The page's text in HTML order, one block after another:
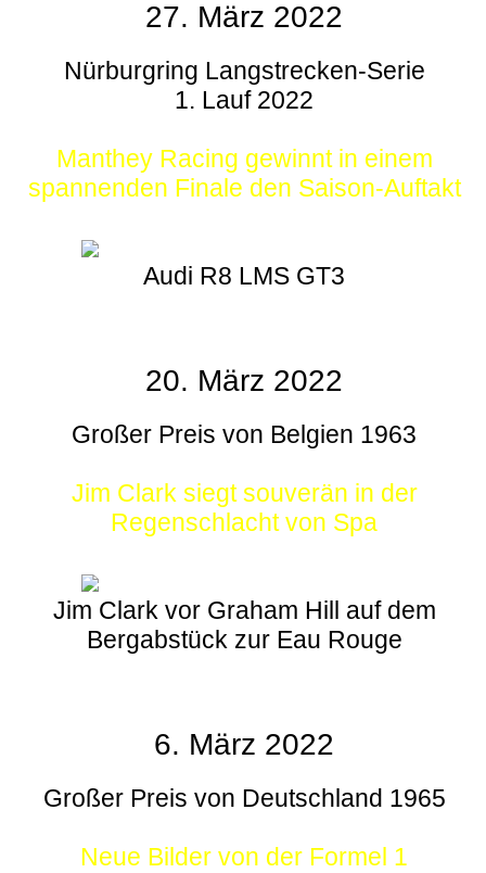
27. März 2022
Nürburgring Langstrecken-Serie
1. Lauf 2022
Manthey Racing gewinnt in einem
spannenden Finale den Saison-Auftakt
Audi R8 LMS GT3
20. März 2022
Großer Preis von Belgien 1963
Jim Clark siegt souverän in der
Regenschlacht von Spa
Jim Clark vor Graham Hill auf dem
Bergabstück zur Eau Rouge
6. März 2022
Großer Preis von Deutschland 1965
Neue Bilder von der Formel 1